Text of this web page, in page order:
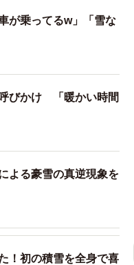
で積雪がありました。
り、大渋滞となって
生じていました」
来られる方はもっと
ていただくのだから、
かったので。
が乗ってるw」「雪な
びかけ 「暖かい時間
よる豪雪の真逆現象を
！初の積雪を全身で喜